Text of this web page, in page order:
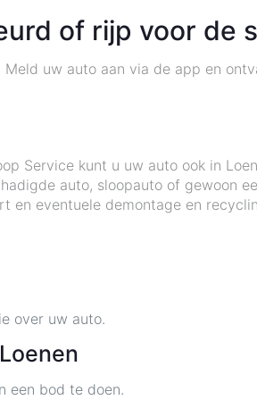
of rijp voor de
uw auto aan via de app en
Service kunt u uw auto ook in
auto, sloopauto of gewoon
en eventuele demontage en
over uw auto.
een bod te doen.